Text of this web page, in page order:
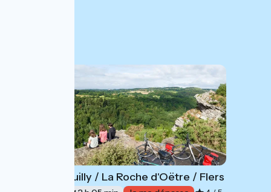
Pont d'Ouilly / La Roche d'Oëtre / Flers